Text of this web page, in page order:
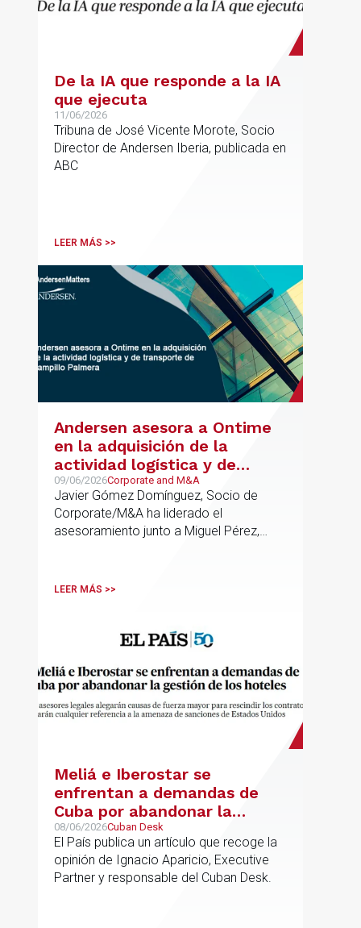
De la IA que responde a la IA
que ejecuta
11/06/2026
Tribuna de José Vicente Morote, Socio
Director de Andersen Iberia, publicada en
ABC
LEER MÁS >>
Andersen asesora a Ontime
en la adquisición de la
actividad logística y de
transporte de Campillo
Palmera
09/06/2026Corporate and M&A
Javier Gómez Domínguez, Socio de
Corporate/M&A ha liderado el
asesoramiento junto a Miguel Pérez,
LEER MÁS >>
Meliá e Iberostar se
enfrentan a demandas de
Cuba por abandonar la
gestión de los hoteles
08/06/2026Cuban Desk
El País publica un artículo que recoge la
opinión de Ignacio Aparicio, Executive
Partner y responsable del Cuban Desk.